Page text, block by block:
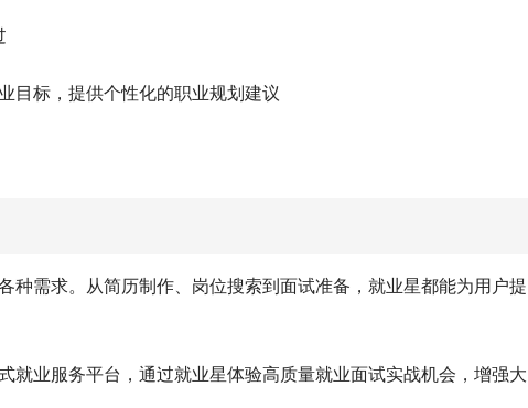
目标，提供个性化的职业规划建议
种需求。从简历制作、岗位搜索到面试准备，就业星都能为用户提
就业服务平台，通过就业星体验高质量就业面试实战机会，增强大